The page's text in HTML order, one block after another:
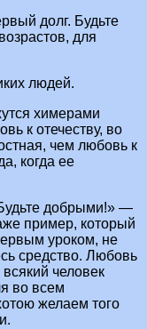
долг. Будьте
для
людей.
химерами
к отечеству, во
чем любовь к
когда ее
добрыми!» —
пример, который
уроком, не
средство. Любовь
человек
во всем
желаем того